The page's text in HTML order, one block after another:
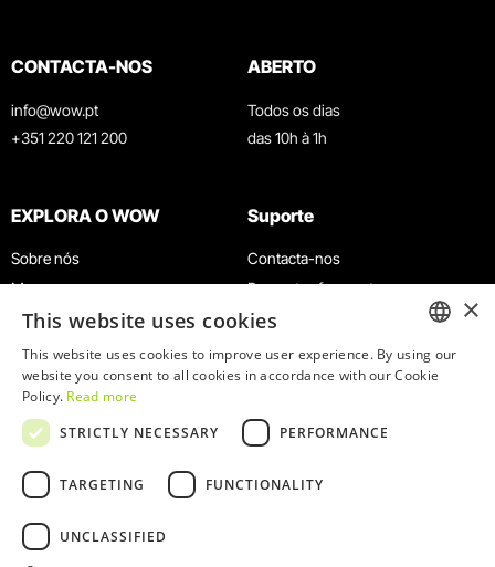
CONTACTA-NOS
info@wow.pt
+351 220 121 200
ABERTO
Todos os dias
das 10h à 1h
EXPLORA O WOW
Sobre nós
Museus
Agenda
Notícias
Restaurantes
Cartão WOW
Grupos e Eventos
Serviço Educativo
Suporte
Contacta-nos
Perguntas frequentes
Termos e Condições
Política de privacidade e cookies
Trabalha connosco
Livro de reclamações
ENGLISH
×
This website uses cookies
This website uses cookies to improve user experience. By using our
website you consent to all cookies in accordance with our Cookie
Policy. Read more
STRICTLY NECESSARY
PERFORMANCE
TARGETING FUNCTIONALITY
UNCLASSIFIED